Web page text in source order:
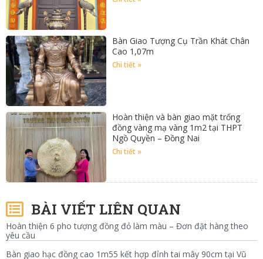
Bàn Giao Tượng Cụ Trần Khát Chân
Cao 1,07m
Chi tiết »
Hoàn thiện và bàn giao mặt trống
đồng vàng mạ vàng 1m2 tại THPT
Ngồ Quyền – Đồng Nai
Chi tiết »
BÀI VIẾT LIÊN QUAN
Hoàn thiện 6 pho tượng đồng đỏ làm màu – Đơn đặt hàng theo
yêu cầu
Bàn giao hạc đồng cao 1m55 kết hợp đỉnh tai mây 90cm tại Vũ